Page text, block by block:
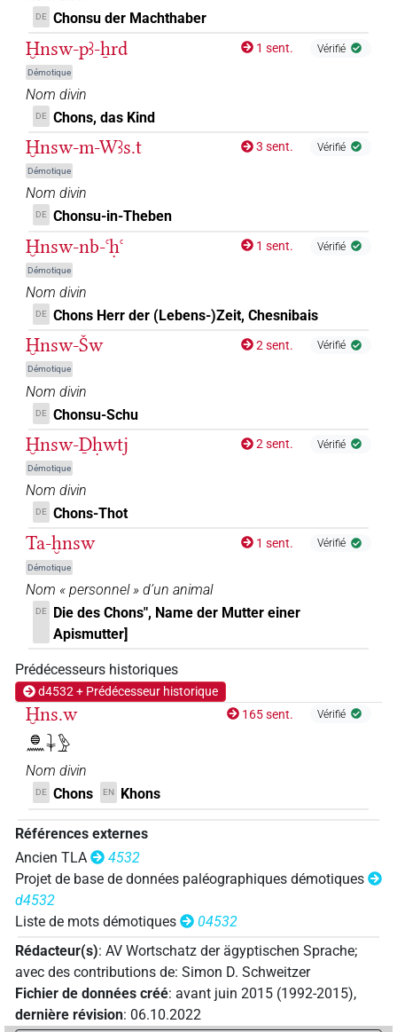
DE Chonsu der Machthaber
Ḫnsw-pꜣ-ẖrd
Démotique
1 sent. Vérifié
Nom divin
DE Chons, das Kind
Ḫnsw-m-Wꜣs.t
Démotique
3 sent. Vérifié
Nom divin
DE Chonsu-in-Theben
Ḫnsw-nb-ꜥḥꜥ
Démotique
1 sent. Vérifié
Nom divin
DE Chons Herr der (Lebens-)Zeit, Chesnibais
Ḫnsw-Šw
Démotique
2 sent. Vérifié
Nom divin
DE Chonsu-Schu
Ḫnsw-Ḏḥwtj
Démotique
2 sent. Vérifié
Nom divin
DE Chons-Thot
Ta-ḫnsw
Démotique
1 sent. Vérifié
Nom « personnel » d’un animal
DE
Die des Chons", Name der Mutter einer
Apismutter]
Prédécesseurs historiques
d4532 + Prédécesseur historique
Ḫns.w
𓐍𓈖𓇓𓅱
165 sent. Vérifié
Nom divin
DE Chons EN Khons
Références externes
Ancien TLA
4532
Projet de base de données paléographiques démotiques
d4532
Liste de mots démotiques
04532
Rédacteur(s): AV Wortschatz der ägyptischen Sprache;
avec des contributions de: Simon D. Schweitzer
Fichier de données créé: avant juin 2015 (1992-2015),
dernière révision: 06.10.2022